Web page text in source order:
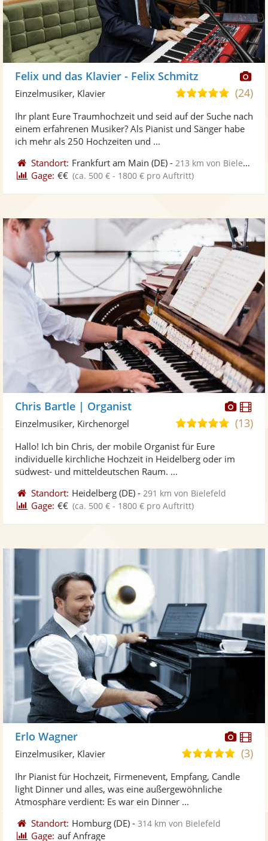
Felix und das Klavier - Felix Schmitz
5,0
5
(24)
Einzelmusiker, Klavier
Ihr plant Eure Traumhochzeit und seid auf der Suche nach
einem erfahrenen Musiker? Als Pianist und Sänger habe
ich mehr als 250 Hochzeiten und ...
Standort: Frankfurt am Main (DE) - 213 km von Bielefeld
Gage: €€ (ca. 500 € - 1800 € pro Auftritt)
Chris Bartle | Organist
5,0(13)
Einzelmusiker, Kirchenorgel
Hallo! Ich bin Chris, der mobile Organist für Eure
individuelle kirchliche Hochzeit in Heidelberg oder im
südwest- und mitteldeutschen Raum. ...
Standort: Heidelberg (DE) - 291 km von Bielefeld
Gage: €€ (ca. 500 € - 1800 € pro Auftritt)
Fotos
Erlo Wagner
5,0
5
(3)
Einzelmusiker, Klavier
Ihr Pianist für Hochzeit, Firmenevent, Empfang, Candle
light Dinner und alles, was eine außergewöhnliche
Atmosphäre verdient: Es war ein Dinner ...
Standort: Homburg (DE) -314 km von Bielefeld
Gage: auf Anfrage